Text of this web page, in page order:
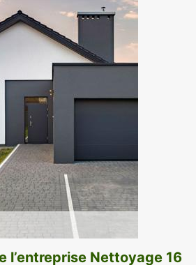
l’entreprise Nettoyage 16